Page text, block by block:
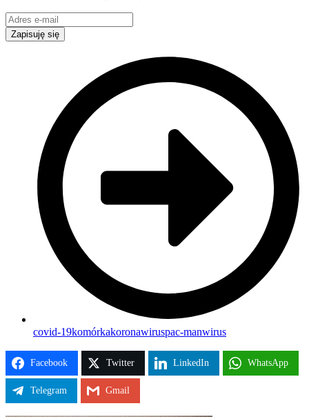
Zapisuję się
covid-19komórkakoronawiruspac-manwirus
Facebook Twitter LinkedIn WhatsApp
Telegram Gmail